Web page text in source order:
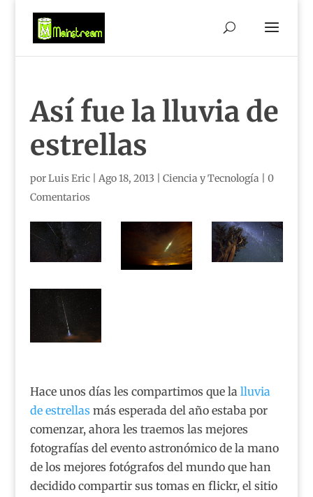
Así fue la lluvia de
estrellas
porLuis Eric| Ago 18, 2013 Ciencia y Tecnología
0
Comentarios
Hace unos días les compartimos que la lluvia
de estrellasmás esperada del año estaba por
comenzar, ahora les traemos las mejores
fotografías del evento astronómico de la mano
de los mejores fotógrafos del mundo que han
decidido compartir sus tomas en flickr, el sitio